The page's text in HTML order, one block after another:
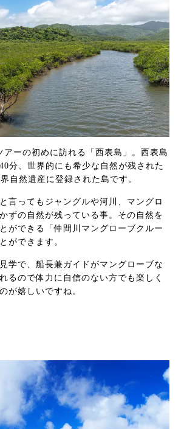
アーの初めに訪れる「西表島」。西表島
分、世界的にも希少な自然が残された
自然遺産に登録された島です。
言ってもジャングルや河川、マングロ
ずの自然が残っている事。その自然を
ができる「仲間川マングローブクルー
ができます。
学で、船長兼ガイドがマングローブな
るので体力に自信のない方でも楽しく
が嬉しいですね。